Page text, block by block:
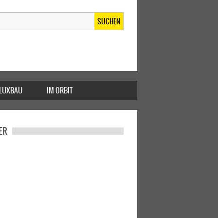
SUCHEN
IM ORBIT